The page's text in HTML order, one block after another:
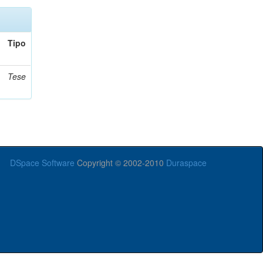
Tipo
Tese
DSpace Software Copyright © 2002-2010 Duraspace